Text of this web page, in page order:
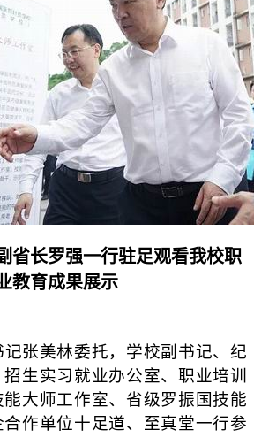
省长罗强一行驻足观看我校职
教育成果展示
美林委托，学校副书记、纪
招生实习就业办公室、职业培训
大师工作室、省级罗振国技能
合作单位十足道、至真堂一行参